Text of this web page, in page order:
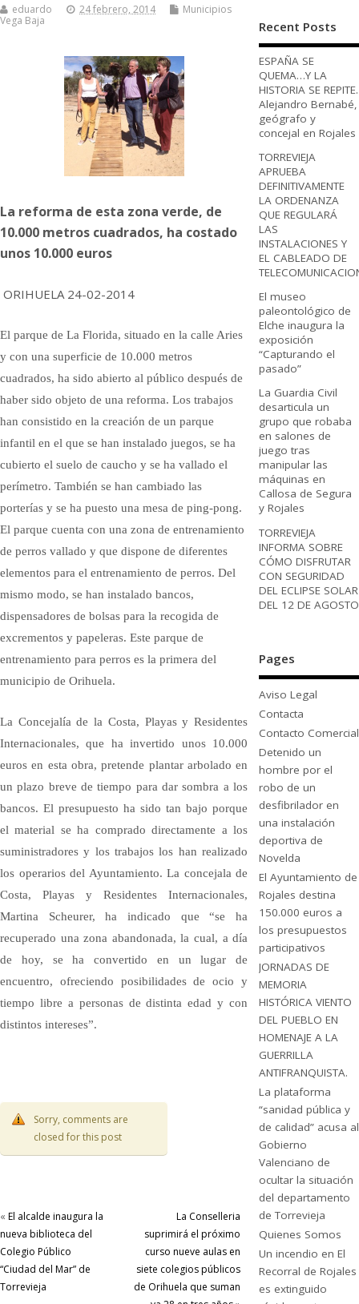
eduardo 24 febrero, 2014
Municipios
Vega Baja
La reforma de esta zona verde, de
10.000 metros cuadrados, ha costado
unos 10.000 euros
ORIHUELA 24-02-2014
El parque de La Florida, situado en la calle Aries
y con una superficie de 10.000 metros
cuadrados, ha sido abierto al público después de
haber sido objeto de una reforma. Los trabajos
han consistido en la creación de un parque
infantil en el que se han instalado juegos, se ha
cubierto el suelo de caucho y se ha vallado el
perímetro. También se han cambiado las
porterías y se ha puesto una mesa de ping-pong.
El parque cuenta con una zona de entrenamiento
de perros vallado y que dispone de diferentes
elementos para el entrenamiento de perros. Del
mismo modo, se han instalado bancos,
dispensadores de bolsas para la recogida de
excrementos y papeleras. Este parque de
entrenamiento para perros es la primera del
municipio de Orihuela.
La Concejalía de la Costa, Playas y Residentes
Internacionales, que ha invertido unos 10.000
euros en esta obra, pretende plantar arbolado en
un plazo breve de tiempo para dar sombra a los
bancos. El presupuesto ha sido tan bajo porque
el material se ha comprado directamente a los
suministradores y los trabajos los han realizado
los operarios del Ayuntamiento. La concejala de
Costa, Playas y Residentes Internacionales,
Martina Scheurer, ha indicado que “se ha
recuperado una zona abandonada, la cual, a día
de hoy, se ha convertido en un lugar de
encuentro, ofreciendo posibilidades de ocio y
tiempo libre a personas de distinta edad y con
distintos intereses”.
Sorry, comments are
closed for this post
« El alcalde inaugura la
nueva biblioteca del
Colegio Público
“Ciudad del Mar” de
Torrevieja
La Conselleria
suprimirá el próximo
curso nueve aulas en
siete colegios públicos
de Orihuela que suman
Recent Posts
ESPAÑA SE
QUEMA…Y LA
HISTORIA SE REPITE.
Alejandro Bernabé,
geógrafo y
concejal en Rojales
TORREVIEJA
APRUEBA
DEFINITIVAMENTE
LA ORDENANZA
QUE REGULARÁ
LAS
INSTALACIONES Y
EL CABLEADO DE
El museo
paleontológico de
Elche inaugura la
exposición
“Capturando el
pasado”
La Guardia Civil
desarticula un
grupo que robaba
en salones de
juego tras
manipular las
máquinas en
Callosa de Segura
y Rojales
TORREVIEJA
INFORMA SOBRE
CÓMO DISFRUTAR
CON SEGURIDAD
DEL ECLIPSE SOLAR
DEL 12 DE AGOSTO
Pages
Aviso Legal
Contacta
Contacto Comercial
Detenido un
hombre por el
robo de un
desfibrilador en
una instalación
deportiva de
Novelda
El Ayuntamiento de
Rojales destina
150.000 euros a
los presupuestos
participativos
JORNADAS DE
MEMORIA
HISTÓRICA VIENTO
DEL PUEBLO EN
HOMENAJE A LA
GUERRILLA
ANTIFRANQUISTA.
La plataforma
“sanidad pública y
de calidad” acusa al
Gobierno
Valenciano de
ocultar la situación
del departamento
de Torrevieja
Quienes Somos
Un incendio en El
Recorral de Rojales
es extinguido